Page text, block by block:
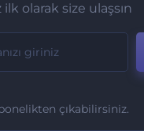
olarak size ulaşsın
çıkabilirsiniz.